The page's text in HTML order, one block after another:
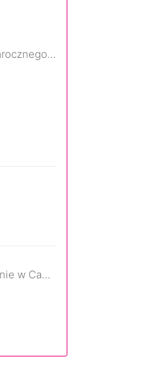
Naznaczony: Wyjście z mrocznego wymiaru
Miłość, śmierć i dojrzewanie w Camp Miasma